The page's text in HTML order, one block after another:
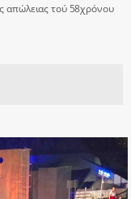
απώλειας τού 58χρόνου